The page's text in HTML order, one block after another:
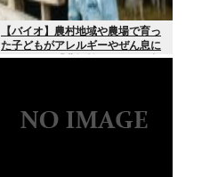
【バイオ】農村地域や農場で育っ
た子どもがアレルギーやぜん息に
なりにくい「農場効果」を引き起